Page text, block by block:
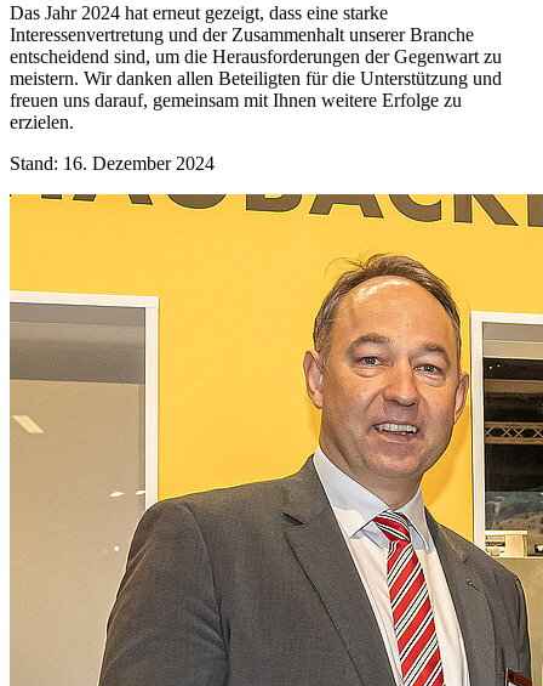
Das Jahr 2024 hat erneut gezeigt, dass eine starke
Interessenvertretung und der Zusammenhalt unserer Branche
entscheidend sind, um die Herausforderungen der Gegenwart zu
meistern. Wir danken allen Beteiligten für die Unterstützung und
freuen uns darauf, gemeinsam mit Ihnen weitere Erfolge zu
erzielen.
Stand: 16. Dezember 2024